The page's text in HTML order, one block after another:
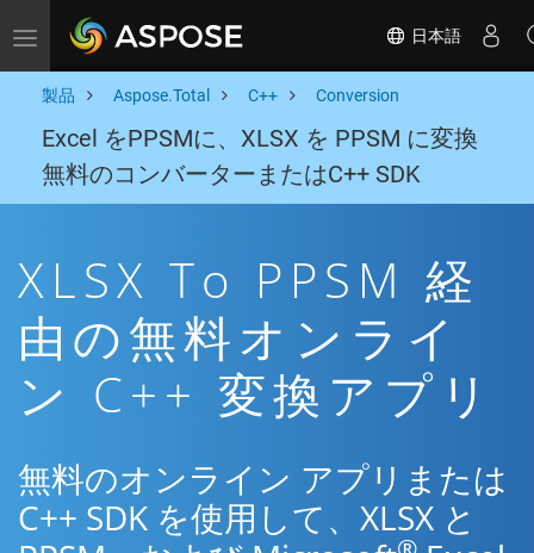
Toggle navigation 日本語
製品 Aspose.Total C++ Conversion
Excel をPPSMに、XLSX を PPSM に変換
無料のコンバーターまたはC++ SDK
XLSX To PPSM 経
由の無料オンライ
ン C++ 変換アプリ
無料のオンライン アプリまたは
C++ SDK を使用して、XLSX と